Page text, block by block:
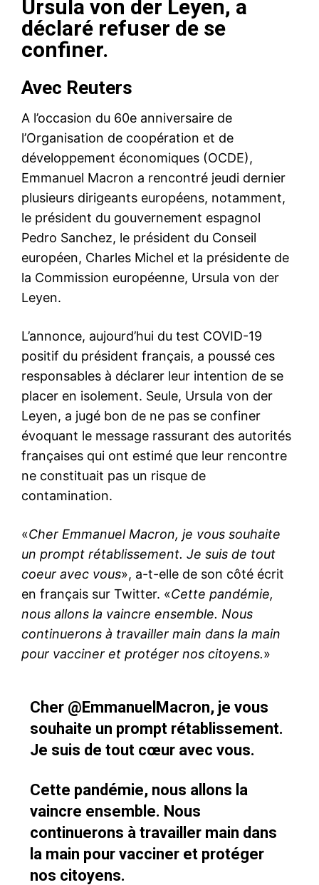
Ursula von der Leyen, a
déclaré refuser de se
confiner.
Avec Reuters
A l’occasion du 60e anniversaire de
l’Organisation de coopération et de
développement économiques (OCDE),
Emmanuel Macron a rencontré jeudi dernier
plusieurs dirigeants européens, notamment,
le président du gouvernement espagnol
Pedro Sanchez, le président du Conseil
européen, Charles Michel et la présidente de
la Commission européenne, Ursula von der
Leyen.
L’annonce, aujourd’hui du test COVID-19
positif du président français, a poussé ces
responsables à déclarer leur intention de se
placer en isolement. Seule, Ursula von der
Leyen, a jugé bon de ne pas se confiner
évoquant le message rassurant des autorités
françaises qui ont estimé que leur rencontre
ne constituait pas un risque de
contamination.
«Cher Emmanuel Macron, je vous souhaite
un prompt rétablissement. Je suis de tout
coeur avec vous», a-t-elle de son côté écrit
en français sur Twitter. «Cette pandémie,
nous allons la vaincre ensemble. Nous
continuerons à travailler main dans la main
pour vacciner et protéger nos citoyens.»
Cher @EmmanuelMacron, je vous
souhaite un prompt rétablissement.
Je suis de tout cœur avec vous.
Cette pandémie, nous allons la
vaincre ensemble. Nous
continuerons à travailler main dans
la main pour vacciner et protéger
nos citoyens.